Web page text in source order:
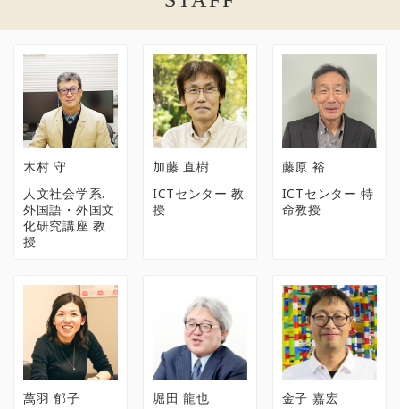
木村 守
人文社会学系.
外国語・外国文
化研究講座 教
授
加藤 直樹
ICTセンター 教
授
藤原 裕
ICTセンター 特
命教授
萬羽 郁子
堀田 龍也
金子 嘉宏